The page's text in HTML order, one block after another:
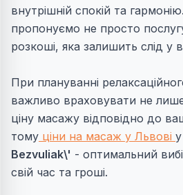
внутрішній спокій та
пропонуємо не просто
розкоші, яка залишить слід у
При плануванні
важливо враховувати не лише
ціну масажу відповідно до
тому ціни на масаж у Львові
Bezvuliak\' - оптимальний
свій час та гроші.